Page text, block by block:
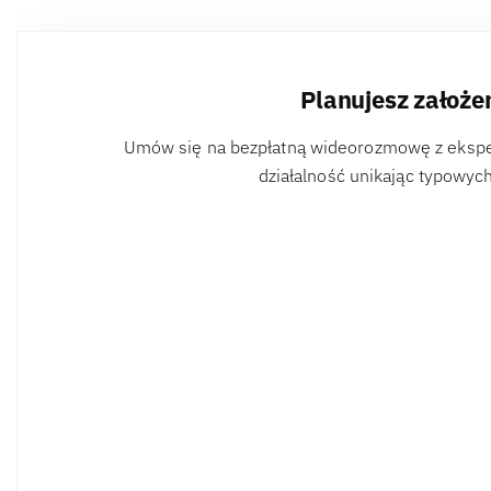
Planujesz
Umów się na bezpłatną wideorozmowę z
działalność unikając